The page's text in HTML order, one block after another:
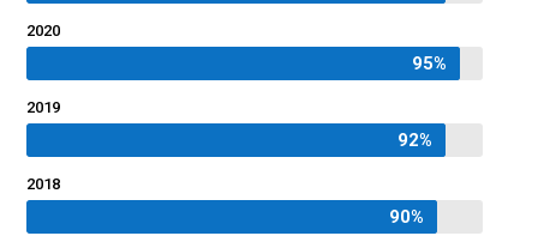
2020
95%
95%
2019
92%
92%
2018
90%
90%